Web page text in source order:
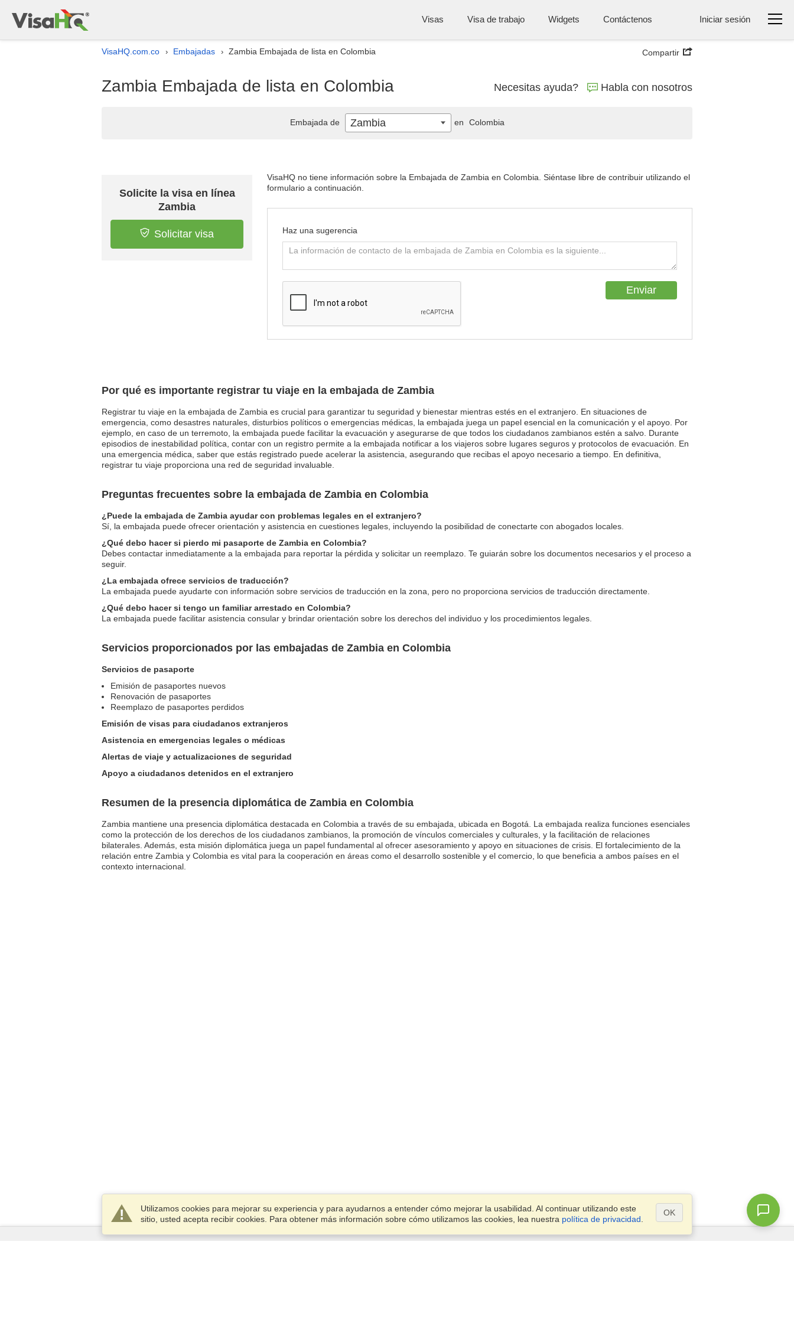
Visas Visa de trabajo Widgets Contáctenos Iniciar sesión
VisaHQ.com.co › Embajadas › Zambia Embajada de lista en Colombia Compartir
Zambia Embajada de lista en Colombia Necesitas ayuda? Habla con nosotros
Por qué es importante registrar tu viaje en la embajada de Zambia
Registrar tu viaje en la embajada de Zambia es crucial para garantizar tu seguridad y bienestar mientras estés en el extranjero. En situaciones de
emergencia, como desastres naturales, disturbios políticos o emergencias médicas, la embajada juega un papel esencial en la comunicación y el apoyo. Por
ejemplo, en caso de un terremoto, la embajada puede facilitar la evacuación y asegurarse de que todos los ciudadanos zambianos estén a salvo. Durante
episodios de inestabilidad política, contar con un registro permite a la embajada notificar a los viajeros sobre lugares seguros y protocolos de evacuación. En
una emergencia médica, saber que estás registrado puede acelerar la asistencia, asegurando que recibas el apoyo necesario a tiempo. En definitiva,
registrar tu viaje proporciona una red de seguridad invaluable.
Preguntas frecuentes sobre la embajada de Zambia en Colombia
¿Puede la embajada de Zambia ayudar con problemas legales en el extranjero?
Sí, la embajada puede ofrecer orientación y asistencia en cuestiones legales, incluyendo la posibilidad de conectarte con abogados locales.
¿Qué debo hacer si pierdo mi pasaporte de Zambia en Colombia?
Debes contactar inmediatamente a la embajada para reportar la pérdida y solicitar un reemplazo. Te guiarán sobre los documentos necesarios y el proceso a
seguir.
¿La embajada ofrece servicios de traducción?
La embajada puede ayudarte con información sobre servicios de traducción en la zona, pero no proporciona servicios de traducción directamente.
¿Qué debo hacer si tengo un familiar arrestado en Colombia?
La embajada puede facilitar asistencia consular y brindar orientación sobre los derechos del individuo y los procedimientos legales.
Servicios proporcionados por las embajadas de Zambia en Colombia
Servicios de pasaporte
Emisión de pasaportes nuevos
Renovación de pasaportes
Reemplazo de pasaportes perdidos
Emisión de visas para ciudadanos extranjeros
Asistencia en emergencias legales o médicas
Alertas de viaje y actualizaciones de seguridad
Apoyo a ciudadanos detenidos en el extranjero
Resumen de la presencia diplomática de Zambia en Colombia
Zambia mantiene una presencia diplomática destacada en Colombia a través de su embajada, ubicada en Bogotá. La embajada realiza funciones esenciales
como la protección de los derechos de los ciudadanos zambianos, la promoción de vínculos comerciales y culturales, y la facilitación de relaciones
bilaterales. Además, esta misión diplomática juega un papel fundamental al ofrecer asesoramiento y apoyo en situaciones de crisis. El fortalecimiento de la
relación entre Zambia y Colombia es vital para la cooperación en áreas como el desarrollo sostenible y el comercio, lo que beneficia a ambos países en el
contexto internacional.
Solicite la visa en línea
Zambia
Solicitar visa
VisaHQ no tiene información sobre la Embajada de Zambia en Colombia. Siéntase libre de contribuir utilizando el
formulario a continuación.
Haz una sugerencia
Embajada de Zambia en Colombia
Utilizamos cookies para mejorar su experiencia y para ayudarnos a entender cómo mejorar la usabilidad. Al continuar utilizando este
sitio, usted acepta recibir cookies. Para obtener más información sobre cómo utilizamos las cookies, lea nuestra política de privacidad
OK